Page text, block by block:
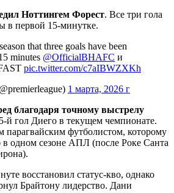
Ноттингем Форест. Все три гола
в первой 15-минутке.
that three goals have been
minutes @OfficialBHAFC и
pic.twitter.com/c7aIBWZXKh
1 марта, 2026 г
благодаря точному выстрелу
й гол Диего в текущем чемпионате.
парагвайским футболистом, которому
в одном сезоне АПЛ (после Роке Санта
восстановил статус-кво, однако
Брайтону лидерство. Дани